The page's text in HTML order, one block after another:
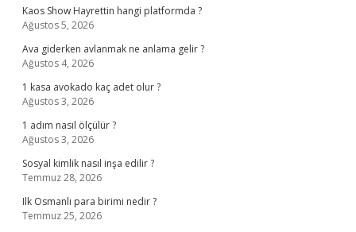
Kaos Show Hayrettin hangi platformda ?
Ağustos 5, 2026
Ava giderken avlanmak ne anlama gelir ?
Ağustos 4, 2026
1 kasa avokado kaç adet olur ?
Ağustos 3, 2026
1 adım nasıl ölçülür ?
Ağustos 3, 2026
Sosyal kimlik nasıl inşa edilir ?
Temmuz 28, 2026
Ilk Osmanlı para birimi nedir ?
Temmuz 25, 2026